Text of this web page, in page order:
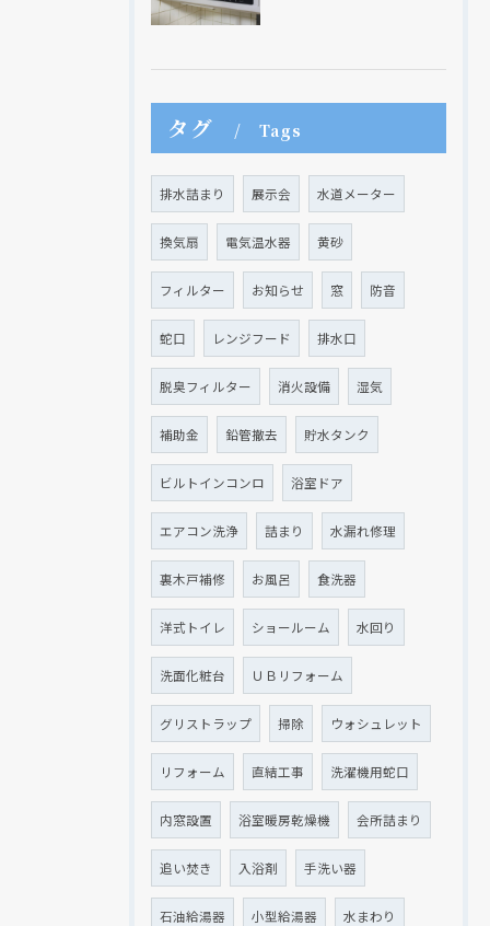
タグ Tags
排水詰まり 展示会 水道メーター
換気扇 電気温水器 黄砂
フィルター お知らせ 窓 防音
蛇口 レンジフード 排水口
脱臭フィルター 消火設備 湿気
補助金 鉛管撤去 貯水タンク
ビルトインコンロ 浴室ドア
エアコン洗浄 詰まり 水漏れ修理
裏木戸補修 お風呂 食洗器
洋式トイレ ショールーム 水回り
洗面化粧台 ＵＢリフォーム
グリストラップ 掃除 ウォシュレット
リフォーム 直結工事 洗濯機用蛇口
内窓設置 浴室暖房乾燥機 会所詰まり
追い焚き 入浴剤 手洗い器
石油給湯器 小型給湯器 水まわり